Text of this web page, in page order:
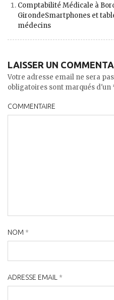
Comptabilité Médicale à
GirondeSmartphones et
médecins
LAISSER UN
Votre adresse email ne sera
obligatoires sont marqués d'un
COMMENTAIRE
NOM *
ADRESSE EMAIL *